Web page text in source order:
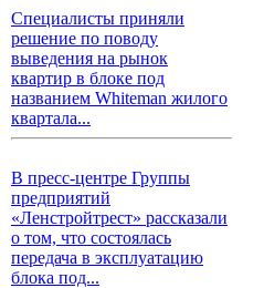
Специалисты приняли
решение по поводу
выведения на рынок
квартир в блоке под
названием Whiteman жилого
квартала...
В пресс-центре Группы
предприятий
«Ленстройтрест» рассказали
о том, что состоялась
передача в эксплуатацию
блока под...